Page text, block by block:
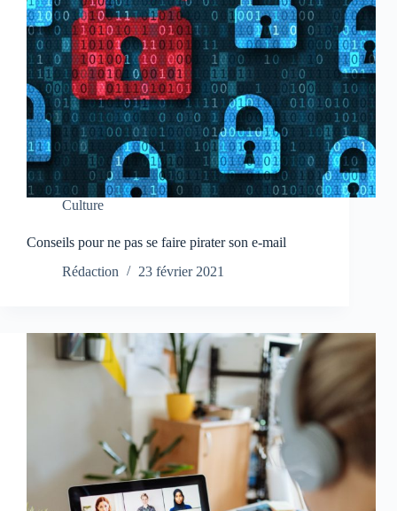
Culture
Conseils pour ne pas se faire pirater son e-mail
Rédaction
23 février 2021